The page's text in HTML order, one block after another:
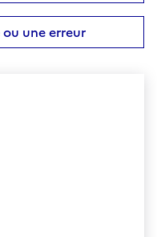
une erreur